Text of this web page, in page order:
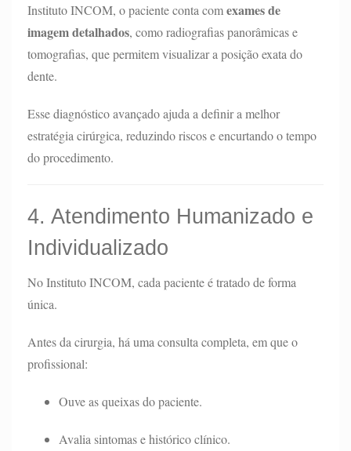
Instituto INCOM, o paciente conta comexames de
imagem detalhados, como radiografias panorâmicas e
tomografias, que permitem visualizar a posição exata do
dente.
Esse diagnóstico avançado ajuda a definir a melhor
estratégia cirúrgica, reduzindo riscos e encurtando o tempo
do procedimento.
4. Atendimento Humanizado e
Individualizado
No Instituto INCOM, cada paciente é tratado de forma
única.
Antes da cirurgia, há uma consulta completa, em que o
profissional:
Ouve as queixas do paciente.
Avalia sintomas e histórico clínico.